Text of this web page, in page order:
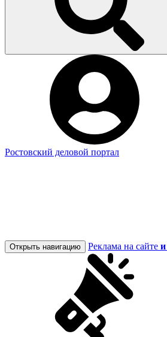
Ростовский деловой портал
Открыть навигацию Реклама на сайте и